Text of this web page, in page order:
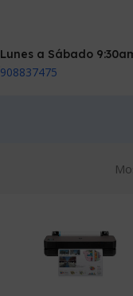
Lunes a Sábado
908837475